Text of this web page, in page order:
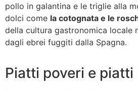
pollo in galantina e le triglie alla
dolci come la cotognata e le
della cultura gastronomica locale
dagli ebrei fuggiti dalla Spagna.
Piatti poveri e